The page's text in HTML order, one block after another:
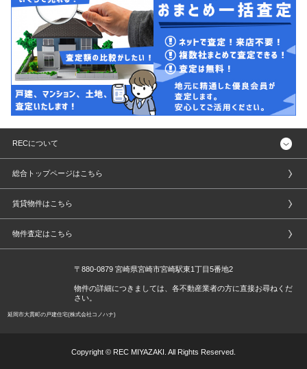
RECについて
総合トップページはこちら
賃貸物件はこちら
物件査定はこちら
〒880-0879 宮崎県宮崎市宮崎駅東1丁目5番地2
物件の詳細につきましては、各不動産業者の方に直接お尋ねくだ
さい。
延岡市大貫町の戸建住宅(株式会社コノハナ)
Copyright © REC MIYAZAKI. All Rights Reserved.